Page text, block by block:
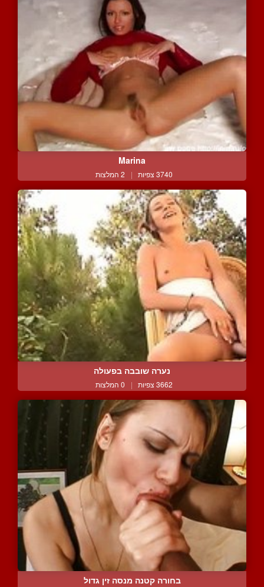
Marina
3740 צפיות | 2 המלצות
נערה שובבה בפעולה
3662 צפיות | 0 המלצות
בחורה קטנה מנסה זין גדול